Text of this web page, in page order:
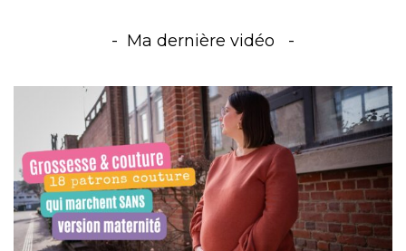
Ma dernière vidéo